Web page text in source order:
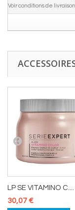
Voir conditions de livraison
LP SE VITAMINO C....
30,07 €